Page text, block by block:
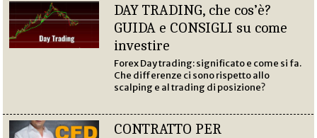
DAY TRADING, che cos’è?
GUIDA e CONSIGLI su come
investire
Forex Day trading: significato e come si fa.
Che differenze ci sono rispetto allo
scalping e al trading di posizione?
CONTRATTO PER